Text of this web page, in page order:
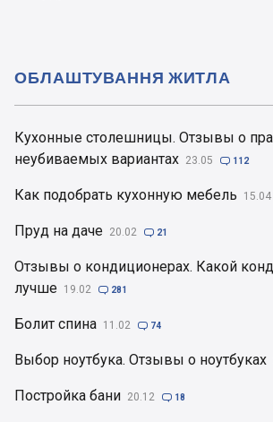
Кухонные столешницы. Отзывы о
неубиваемых вариантах 23.05  112
Как подобрать кухонную мебель 15.04
Пруд на даче 20.02  21
Отзывы о кондиционерах. Какой
лучше 19.02  281
Болит спина 11.02  74
Выбор ноутбука. Отзывы о ноутбуках
Постройка бани 20.12  18
ОБЛАШТУВАННЯ ЖИТЛА